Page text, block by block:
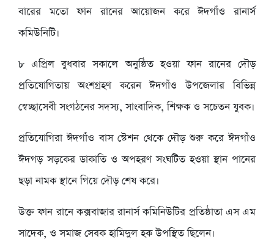
বারের মতো ফান রানের আয়োজন করে ঈদগাঁও রানার্স
কমিউনিটি।
৮ এপ্রিল বুধবার সকালে অনুষ্ঠিত হওয়া ফান রানের দৌড়
প্রতিযোগিতায় অংশগ্রহণ করেন ঈদগাঁও উপজেলার বিভিন্ন
স্বেচ্ছাসেবী সংগঠনের সদস্য, সাংবাদিক, শিক্ষক ও সচেতন যুবক।
প্রতিযোগিরা ঈদগাঁও বাস স্টেশন থেকে দৌড় শুরু করে ঈদগাঁও
ঈদগড় সড়কের ডাকাতি ও অপহরণ সংঘটিত হওয়া স্থান পানের
ছড়া নামক স্থানে গিয়ে দৌড় শেষ করে।
উক্ত ফান রানে কক্সবাজার রানার্স কমিনিউটির প্রতিষ্ঠাতা এস এম
সাদেক, ও সমাজ সেবক হামিদুল হক উপস্থিত ছিলেন।